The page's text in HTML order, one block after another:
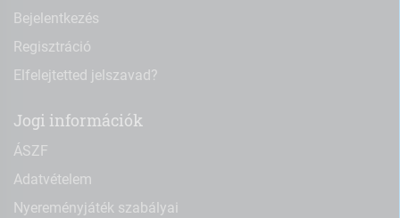
Bejelentkezés
Regisztráció
Elfelejtetted jelszavad?
Jogi információk
ÁSZF
Adatvételem
Nyereményjáték szabályai